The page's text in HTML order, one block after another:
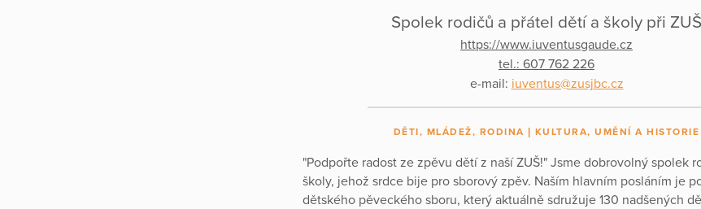
Spolek rodičů a přátel dětí a školy při ZUŠ
https://www.iuventusgaude.cz
tel.: 607 762 226
e-mail: iuventus@zusjbc.cz
DĚTI, MLÁDEŽ, RODINA KULTURA, UMĚNÍ A HISTORIE
"Podpořte radost ze zpěvu dětí z naší ZUŠ!" Jsme dobrovolný spolek
školy, jehož srdce bije pro sborový zpěv. Naším hlavním posláním je
dětského pěveckého sboru, který aktuálně sdružuje 130 nadšených